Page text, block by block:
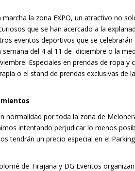
la zona EXPO, un atractivo no
que se han acercado a la
eventos deportivos que se celebrarán
semana del 4 al 11 de diciembre o la
Especiales en prendas de ropa y
o el stand de prendas exclusivas de
normalidad por toda la zona de
intentando perjudicar lo menos
tendrán un precio especial en el
de Tirajana y DG Eventos